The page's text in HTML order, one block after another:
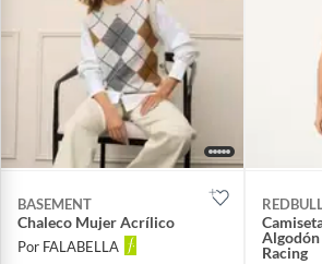
BASEMENT
Chaleco Mujer Acrílico
Por FALABELLA
Algodón
Racing